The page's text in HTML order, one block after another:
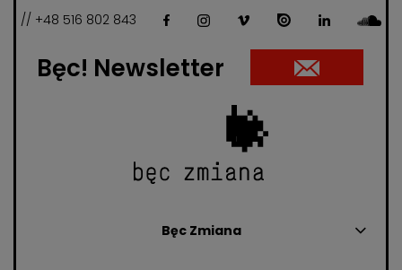
// +48 516 802 843
Bęc! Newsletter
Bęc Zmiana